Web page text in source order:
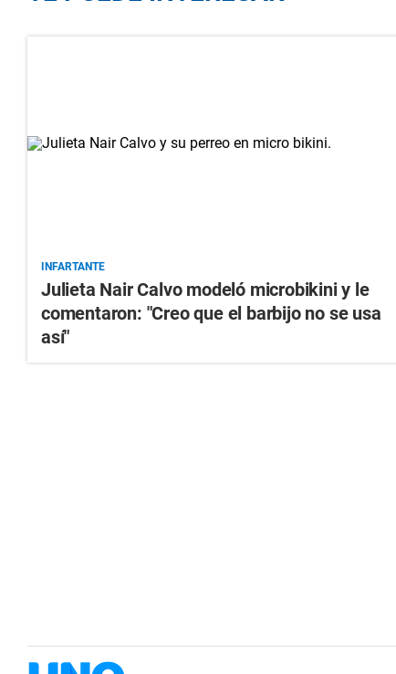
INFARTANTE
Julieta Nair Calvo modeló microbikini y le
comentaron: "Creo que el barbijo no se usa
así"